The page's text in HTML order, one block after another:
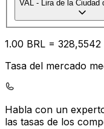
VAL - Lira de la Ciudad
1.00 BRL = 328,5542
Tasa del mercado
Habla con un
las tasas de los